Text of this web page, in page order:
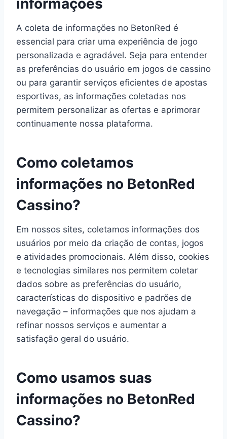
informações
A coleta de informações no BetonRed é
essencial para criar uma experiência de jogo
personalizada e agradável. Seja para entender
as preferências do usuário em jogos de cassino
ou para garantir serviços eficientes de apostas
esportivas, as informações coletadas nos
permitem personalizar as ofertas e aprimorar
continuamente nossa plataforma.
Como coletamos
informações no BetonRed
Cassino?
Em nossos sites, coletamos informações dos
usuários por meio da criação de contas, jogos
e atividades promocionais. Além disso, cookies
e tecnologias similares nos permitem coletar
dados sobre as preferências do usuário,
características do dispositivo e padrões de
navegação – informações que nos ajudam a
refinar nossos serviços e aumentar a
satisfação geral do usuário.
Como usamos suas
informações no BetonRed
Cassino?